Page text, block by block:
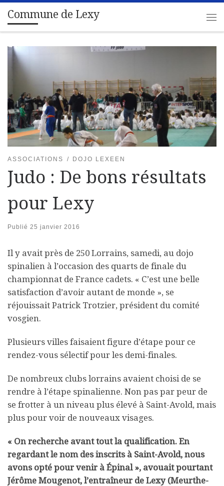
Passer au contenu
Commune de Lexy
ASSOCIATIONS DOJO LEXEEN
Judo : De bons résultats
pour Lexy
Publié 25 janvier 2016
Il y avait près de 250 Lorrains, samedi, au dojo
spinalien à l’occasion des quarts de finale du
championnat de France cadets. « C’est une belle
satisfaction d’avoir autant de monde », se
réjouissait Patrick Trotzier, président du comité
vosgien.
Plusieurs villes faisaient figure d’étape pour ce
rendez-vous sélectif pour les demi-finales.
De nombreux clubs lorrains avaient choisi de se
rendre à l’étape spinalienne. Non pas par peur de
se frotter à un niveau plus élevé à Saint-Avold, mais
plus pour voir de nouveaux visages.
« On recherche avant tout la qualification. En
regardant le nom des inscrits à Saint-Avold, nous
avons opté pour venir à Épinal », avouait pourtant
Jérôme Mougenot, l’entraîneur de Lexy (Meurthe-